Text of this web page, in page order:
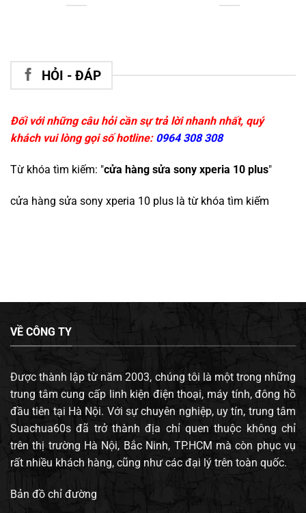
HỎI - ĐÁP
Đối với những câu hỏi cần sự trả lời nhanh nhất, quý
khách vui lòng gọi số hotline: 0964 308 308
Từ khóa tìm kiếm: "cửa hàng sửa sony xperia 10 plus"
cửa hàng sửa sony xperia 10 plus là từ khóa tìm kiếm
VỀ CÔNG TY
Được thành lập từ năm 2003, chúng tôi là một trong những
trung tâm cung cấp linh kiện điện thoại, máy tính, đông hồ
đầu tiên tại Hà Nội. Với sự chuyên nghiệp, uy tín, trung tâm
Suachua60s đã trở thành địa chỉ quen thuộc không chỉ
trên thị trường Hà Nội, Bắc Ninh, TP.HCM mà còn phục vụ
rất nhiều khách hàng, cũng như các đại lý trên toàn quốc.
Bản đồ chỉ đường